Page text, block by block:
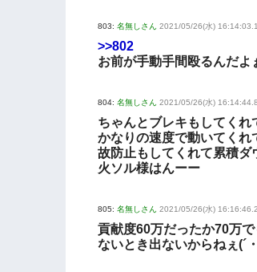
803: 名無しさん 2021/05/26(水)
>>802
お前が手動手間殴るんだよ
804: 名無しさん 2021/05/26(水)
ちゃんとブレキもしてくれ
かなりの速度で動いてくれ
故防止もしてくれて累積ダ
火ソル様はんーー
805: 名無しさん 2021/05/26(水)
貢献度60万だったか70万
ないとき出ないからねぇ(´